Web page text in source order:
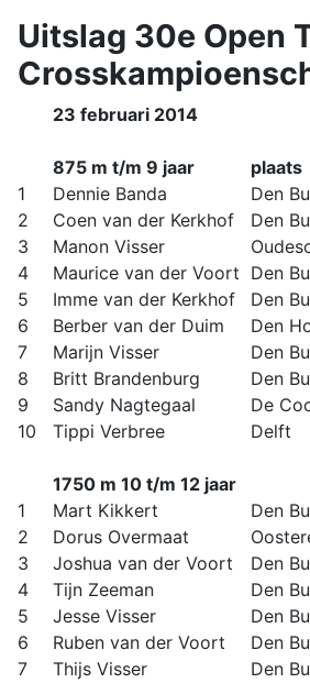
Uitslag 30e Open
23 februari 2014
875 m t/m 9 jaar plaats
1
Dennie Banda Den
2
Coen van der Kerkhof Den
3
Manon Visser
4
Maurice van der Voort Den
5
Imme van der Kerkhof Den
6
Berber van der Duim Den
7
Marijn Visser Den
8
Britt Brandenburg Den
9
Sandy Nagtegaal De
10
Tippi Verbree Delft
1750 m 10 t/m 12 jaar
1
Mart Kikkert Den
2
Dorus Overmaat
3
Joshua van der Voort Den
4
Tijn Zeeman Den
5
Jesse Visser Den
6
Ruben van der Voort Den
7
Thijs Visser Den